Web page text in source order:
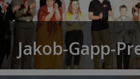
Jakob-Gapp-